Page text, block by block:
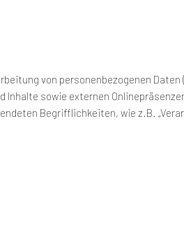
von personenbezogenen Daten
sowie externen
Begrifflichkeiten, wie z.B.